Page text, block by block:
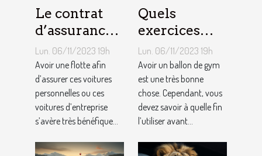
Le contrat
d’assurance
auto par
flotte : est-il
si
bénéfique ?
Lun. 06/11/2023 19h
Avoir une flotte afin
d’assurer ces voitures
personnelles ou ces
voitures d’entreprise
s’avère très bénéfique...
Quels
exercices
pouvez-vous
faire avec un
ballon de
gym ?
Lun. 06/11/2023 19h
Avoir un ballon de gym
est une très bonne
chose. Cependant, vous
devez savoir à quelle fin
l’utiliser avant...